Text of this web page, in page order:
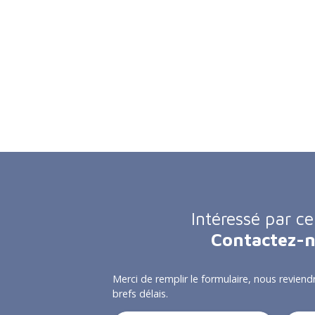
Intéressé par
Contactez-
Merci de remplir le formulaire, nous
brefs délais.